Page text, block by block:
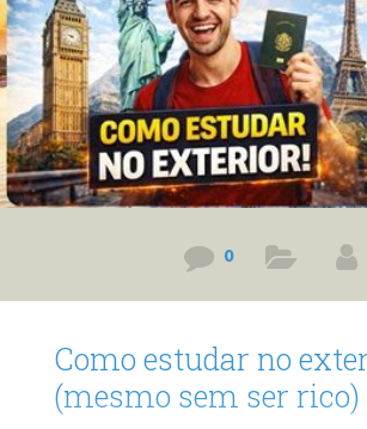
0
Como estudar no
(mesmo sem ser rico)